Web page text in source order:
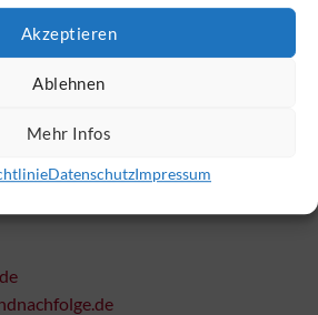
Akzeptieren
Ablehnen
Mehr Infos
DatenschutzImpressum
mit dem PLUS
9A